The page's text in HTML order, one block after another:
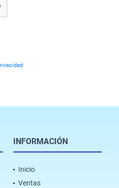
INFORMACIÓN
Inicio
Ventas